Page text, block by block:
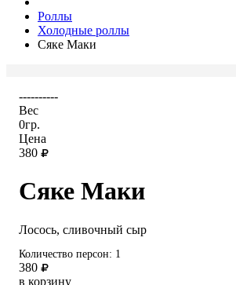
Роллы
Холодные роллы
Сяке Маки
----------
Вес
0гр.
Цена
380
Сяке Маки
Лосось, сливочный сыр
Количество персон: 1
380
в корзину